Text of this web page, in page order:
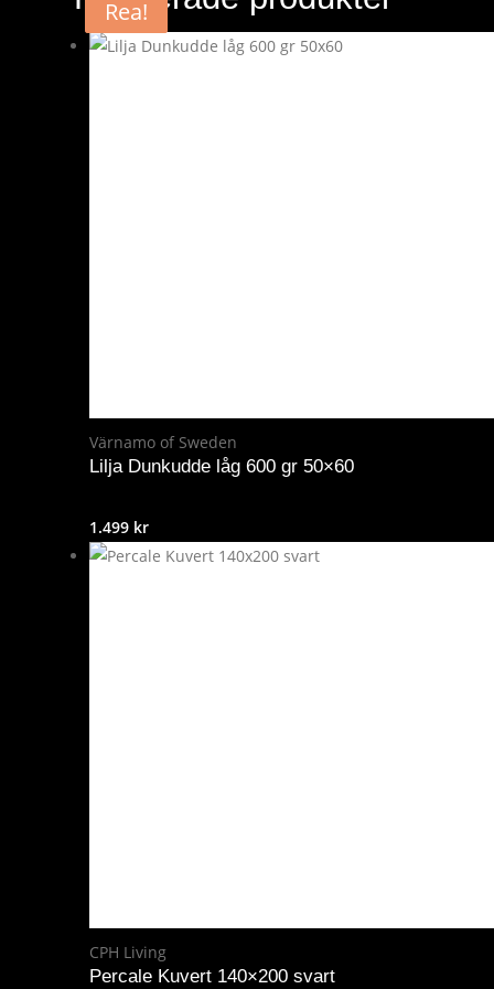
Värnamo of Sweden
Lilja Dunkudde låg 600 gr 50×60
1.499 kr
Rea!
CPH Living
Percale Kuvert 140×200 svart
Rea!